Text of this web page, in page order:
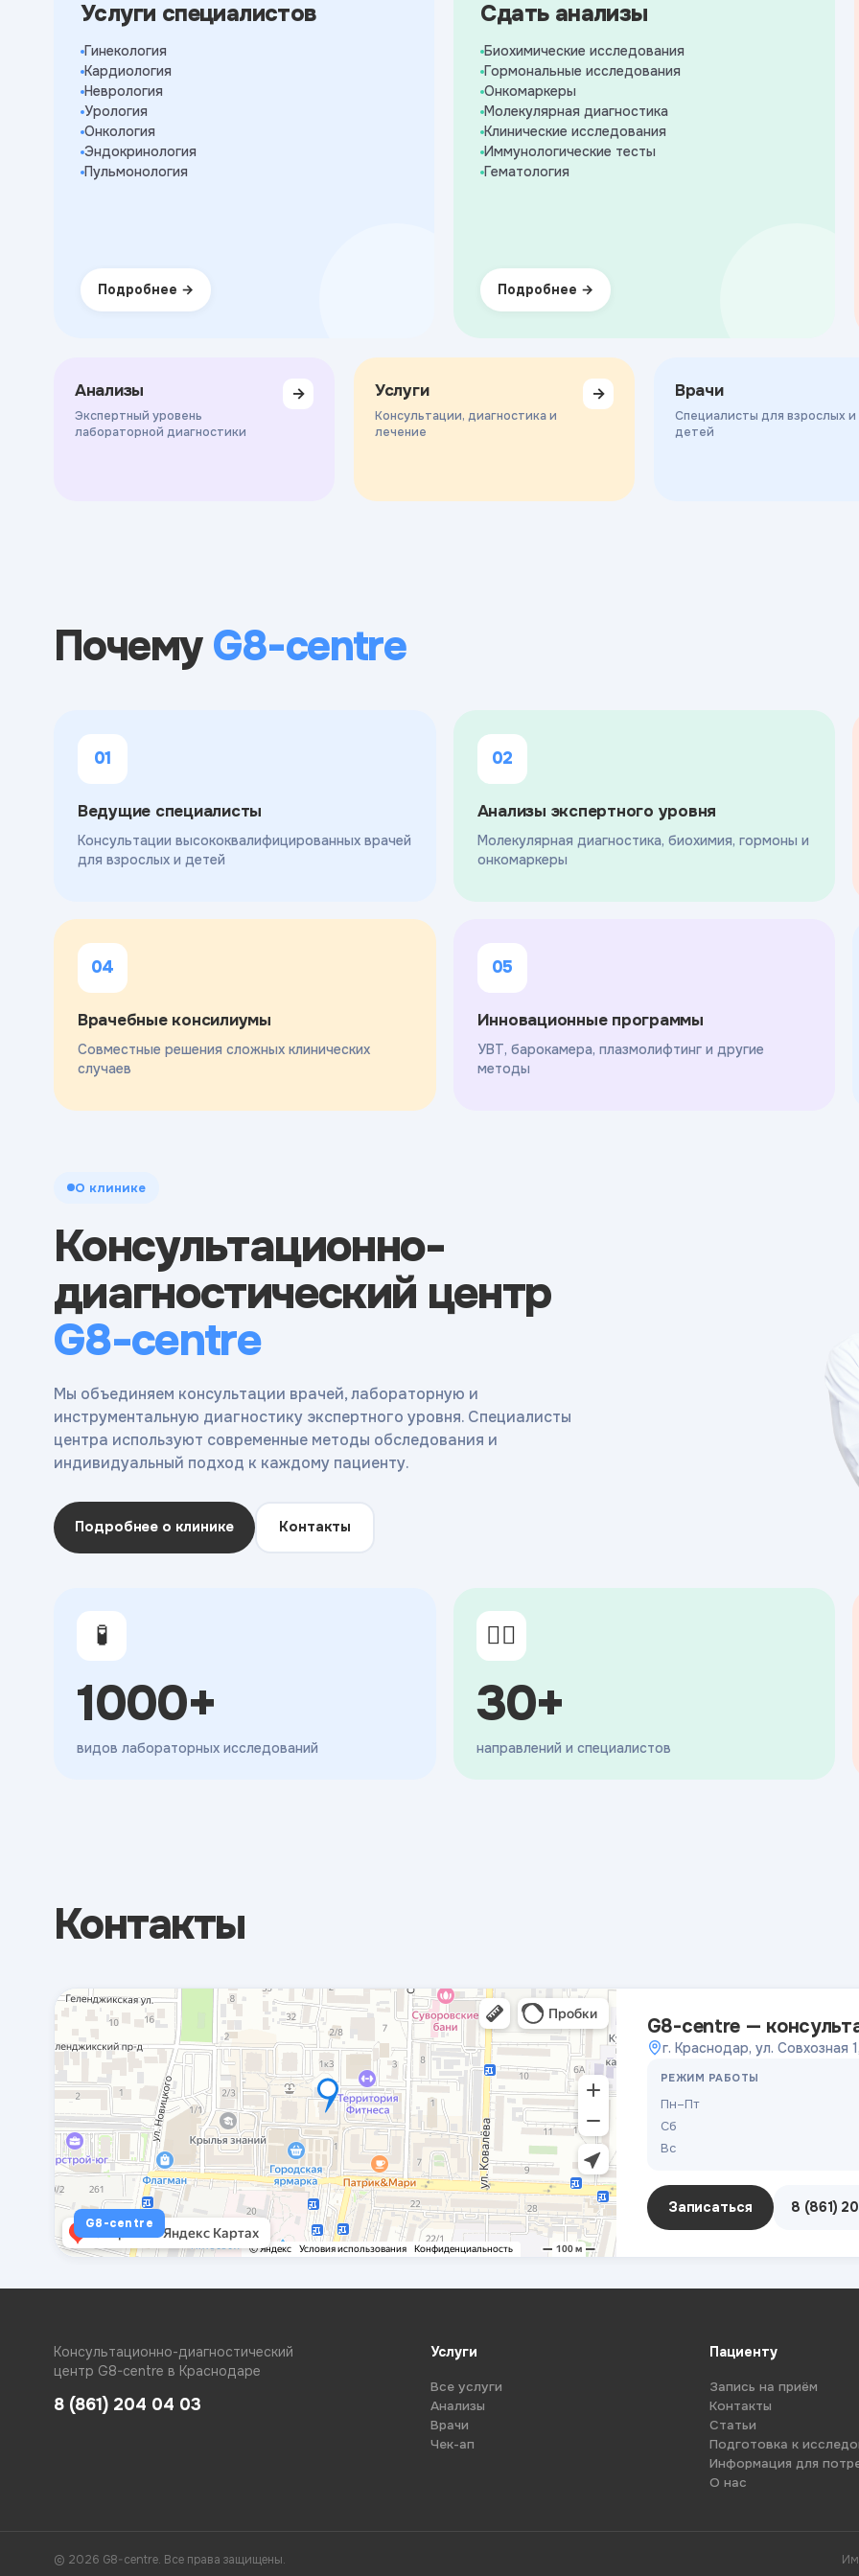
Услуги специалистов
Гинекология
Кардиология
Неврология
Урология
Онкология
Эндокринология
Пульмонология
Подробнее
Сдать анализы
Биохимические исследования
Гормональные исследования
Онкомаркеры
Молекулярная диагностика
Клинические исследования
Иммунологические тесты
Гематология
Подробнее
Анализы
Экспертный уровень
лабораторной диагностики
→ Услуги
Консультации, диагностика и
лечение
→ Врачи
Специалисты для взрослых и
детей
ПочемуG8-centre
01
Ведущие специалисты
Консультации высококвалифицированных врачей
для взрослых и детей
02
Анализы экспертного уровня
Молекулярная диагностика, биохимия, гормоны и
онкомаркеры
04
Врачебные консилиумы
Совместные решения сложных клинических
случаев
05
Инновационные программы
УВТ, барокамера, плазмолифтинг и другие
методы
О клинике
Консультационно-
диагностический центр
G8-centre
Мы объединяем консультации врачей, лабораторную и
инструментальную диагностику экспертного уровня. Специалисты
центра используют современные методы обследования и
индивидуальный подход к каждому пациенту.
Подробнее о клинике Контакты
🧪
1000+
видов лабораторных исследований
👨‍⚕️
30+
направлений и специалистов
Контакты
G8-centre
G8-centre —
г. Краснодар, ул. Совхозная
РЕЖИМ РАБОТЫ
Пн–Пт
Сб
Вс
Записаться 8 (861)
Консультационно-диагностический
центр G8-centre в Краснодаре
8 (861) 204 04 03
Услуги
Все услуги
Анализы
Врачи
Чек-ап
Пациенту
Запись на приём
Контакты
Статьи
Подготовка к
Информация для
О нас
© 2026 G8-centre. Все права защищены.